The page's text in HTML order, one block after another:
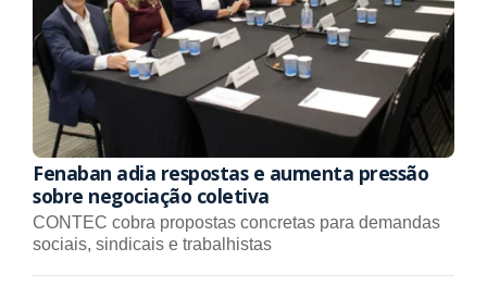
Fenaban adia respostas e aumenta pressão
sobre negociação coletiva
CONTEC cobra propostas concretas para demandas
sociais, sindicais e trabalhistas